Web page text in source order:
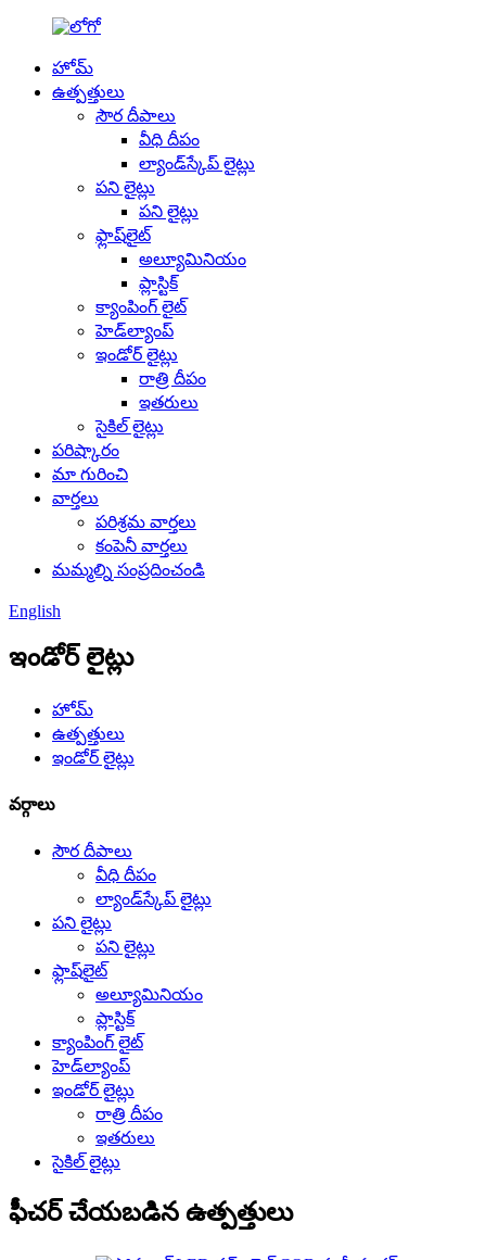
హోమ్
ఉత్పత్తులు
సౌర దీపాలు
వీధి దీపం
ల్యాండ్‌స్కేప్ లైట్లు
పని లైట్లు
పని లైట్లు
ఫ్లాష్‌లైట్
అల్యూమినియం
ప్లాస్టిక్
క్యాంపింగ్ లైట్
హెడ్‌ల్యాంప్
ఇండోర్ లైట్లు
రాత్రి దీపం
ఇతరులు
సైకిల్ లైట్లు
పరిష్కారం
మా గురించి
వార్తలు
పరిశ్రమ వార్తలు
కంపెనీ వార్తలు
మమ్మల్ని సంప్రదించండి
English
ఇండోర్ లైట్లు
హోమ్
ఉత్పత్తులు
ఇండోర్ లైట్లు
వర్గాలు
సౌర దీపాలు
వీధి దీపం
ల్యాండ్‌స్కేప్ లైట్లు
పని లైట్లు
పని లైట్లు
ఫ్లాష్‌లైట్
అల్యూమినియం
ప్లాస్టిక్
క్యాంపింగ్ లైట్
హెడ్‌ల్యాంప్
ఇండోర్ లైట్లు
రాత్రి దీపం
ఇతరులు
సైకిల్ లైట్లు
ఫీచర్ చేయబడిన ఉత్పత్తులు